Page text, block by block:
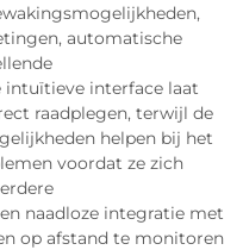
automatische
intuïtieve interface laat
raadplegen, terwijl de
helpen bij het
voordat ze zich
naadloze integratie met
op afstand te monitoren